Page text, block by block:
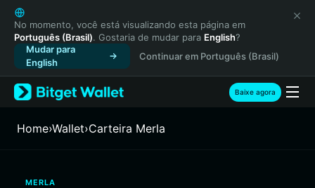
English
日本語
Tiếng Việt
Русский
Español (Latinoamérica)
Türkçe
Français
繁體中文
No momento, você está visualizando esta página em
Português (Brasil). Gostaria de mudar para English?
Mudar para
English
Continuar em Português (Brasil)
Baixe agora
Home›Wallet›Carteira Merla
MERLA